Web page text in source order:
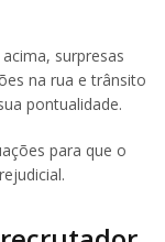
surpresas
na rua e trânsito
pontualidade.
para que o